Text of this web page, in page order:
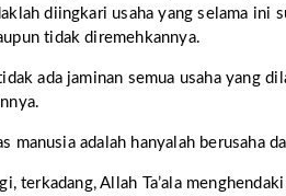
diingkari usaha yang selama ini
tidak diremehkannya.
ada jaminan semua usaha yang
manusia adalah hanyalah berusaha
terkadang, Allah Ta’ala